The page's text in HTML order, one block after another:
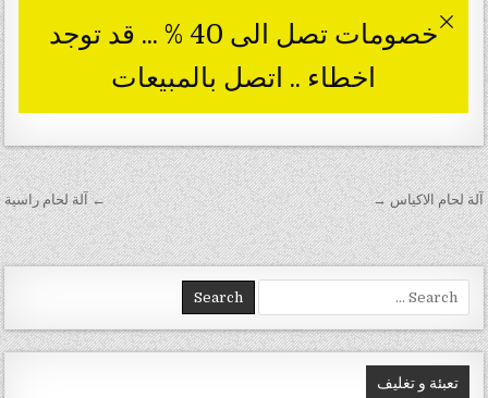
تصفّح المقالات ← آلة لحام راسية آلة لحام الاكياس →
Search for:
تعبئة و تغليف